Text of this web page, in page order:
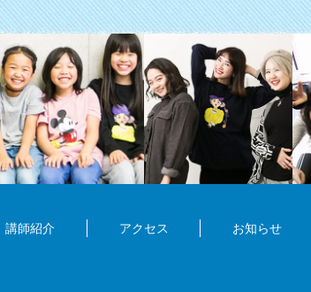
講師紹介 アクセス お知らせ